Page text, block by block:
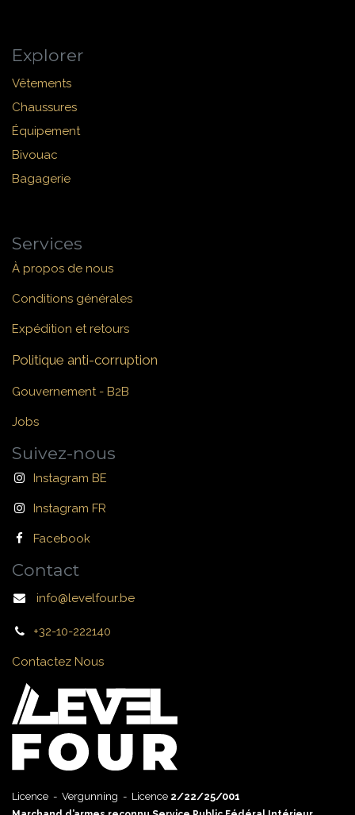
Explorer
Vêtements
Chaussures
Équipement
Bivouac
Bagagerie
Services
À propos de nous
Conditions générales
Expédition et retours
Politique anti-corruption
Gouvernement - B2B
Jobs
Suivez-nous
Instagram BE
Instagram FR
Facebook
Contact
info@levelfour.be
+32-10-222140
Contactez Nous
Licence - Vergunning - Licence 2/22/25/001